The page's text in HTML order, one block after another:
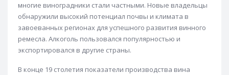
многие виноградники стали частными. Новые владельцы
обнаружили высокий потенциал почвы и климата в
завоеванных регионах для успешного развития винного
ремесла. Алкоголь пользовался популярностью и
экспортировался в другие страны.
В конце 19 столетия показатели производства вина